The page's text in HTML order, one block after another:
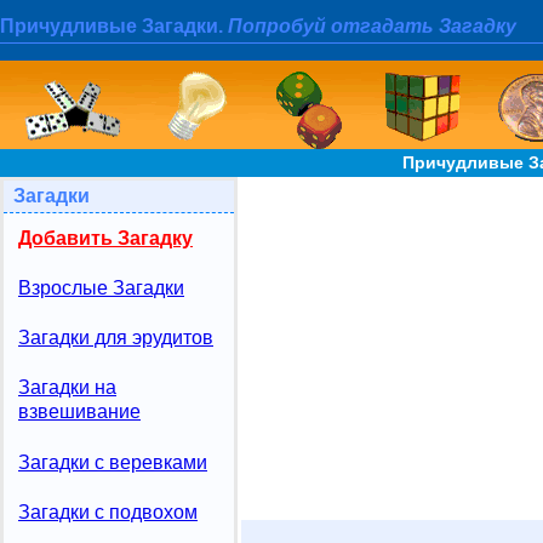
Причудливые Загадки. Попробуй отгадать Загадку
Причудливые
Загадки
Добавить Загадку
Взрослые Загадки
Загадки для эрудитов
Загадки на
взвешивание
Загадки с веревками
Загадки с подвохом